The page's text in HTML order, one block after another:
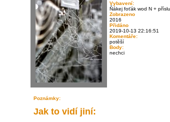
Vybavení:
Ňákej foťák wod N +
Zobrazeno
2016
Přidáno
2019-10-13 22:16:51
Komentáře:
potěší
Body:
nechci
Poznámky:
Jak to vidí jiní: